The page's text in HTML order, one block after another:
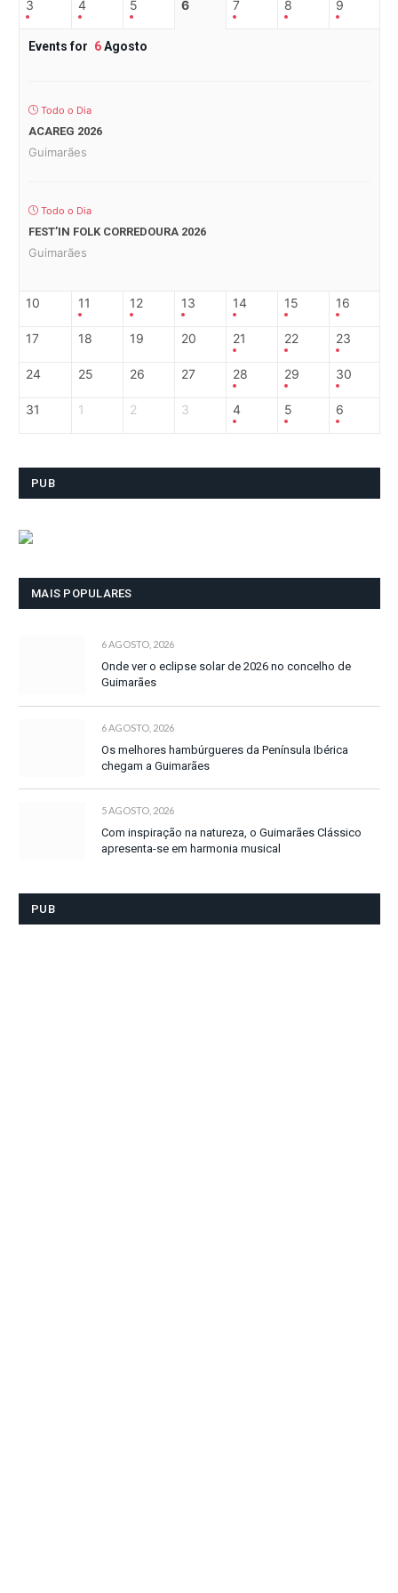
3 4 5 6 7 8 9
Events for 6Agosto
Todo o Dia
ACAREG 2026
Guimarães
Todo o Dia
FEST’IN FOLK CORREDOURA 2026
Guimarães
10 11 12 13 14 15 16
17 18 19 20 21 22 23
24 25 26 27 28 29 30
31 1 2 3 4 5 6
PUB
MAIS POPULARES
6 AGOSTO, 2026
Onde ver o eclipse solar de 2026 no concelho de
Guimarães
6 AGOSTO, 2026
Os melhores hambúrgueres da Península Ibérica
chegam a Guimarães
5 AGOSTO, 2026
Com inspiração na natureza, o Guimarães Clássico
apresenta-se em harmonia musical
PUB